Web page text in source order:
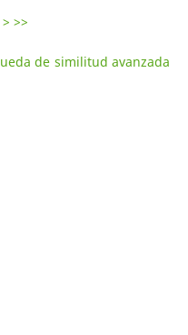
> >>
de similitud avanzada